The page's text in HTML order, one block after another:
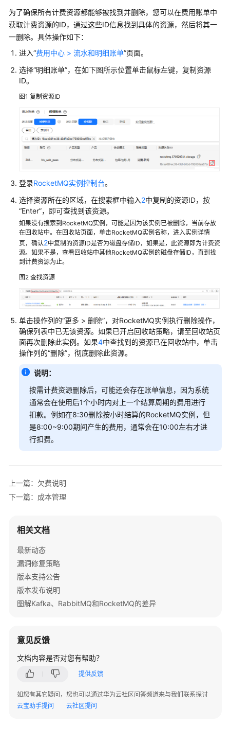
计
费
项
计
样
例
变
更
模
续
费
费
用
单
欠
费
说
明
停
止
计
费
本
管
快
入
用
户
指
最
佳
发
API
为了确保所有计费资源都能够被找到并删除，您可以在费用账单中
获取计费资源的ID，通过这些ID信息找到具体的资源，然后将其一
一删除。具体操作如下：
进入“费用中心 > 流水和明细账单”页面。
选择“明细账单”，在如下图所示位置单击鼠标左键，复制资源
ID。
图1 复制资源ID
登录RocketMQ实例控制台。
选择资源所在的区域，在搜索框中输入2中复制的资源ID，按
“Enter”，即可查找到该资源。
如果没有搜索到RocketMQ实例，可能是因为该实例已被删除，当前存放
在回收站中。在回收站页面，单击RocketMQ实例名称，进入实例详情
页，确认2中复制的资源ID是否为磁盘存储ID，如果是，此资源即为计费资
源。如果不是，查看回收站中其他RocketMQ实例的磁盘存储ID，直到找
到计费资源为止。
图2 查找资源
单击操作列的“更多 > 删除”，对RocketMQ实例执行删除操作，
确保列表中已无该资源。如果已开启回收站策略，请至回收站页
面再次删除此实例。如果4中查找到的资源已在回收站中，单击
操作列的“删除”，彻底删除此资源。
说明：
按需计费资源删除后，可能还会存在账单信息，因为系统
通常会在使用后1个小时内对上一个结算周期的费用进行
扣款。例如在8:30删除按小时结算的RocketMQ实例，但
是8:00~9:00期间产生的费用，通常会在10:00左右才进
行扣费。
上一篇：欠费说明
下一篇：成本管理
相关文档
最新动态
漏洞修复策略
版本支持公告
版本发布说明
图解Kafka、RabbitMQ和RocketMQ的差异
意见反馈
文档内容是否对您有帮助？
提供反馈
如您有其它疑问，您也可以通过华为云社区问答频道来与我们联系探讨
云宝助手提问
云社区提问